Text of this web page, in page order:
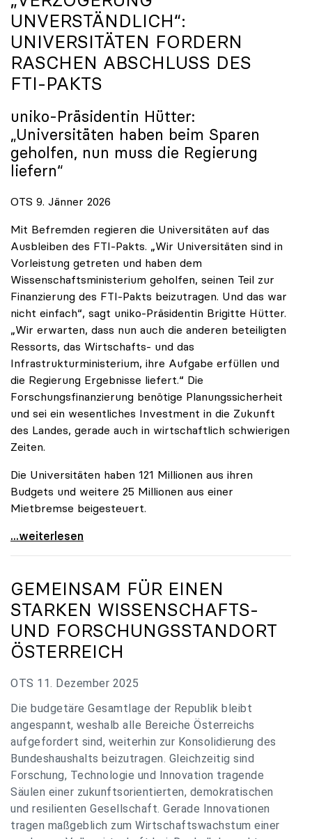
UNVERSTÄNDLICH“:
UNIVERSITÄTEN FORDERN
RASCHEN ABSCHLUSS DES
FTI-PAKTS
uniko-Präsidentin Hütter:
„Universitäten haben beim Sparen
geholfen, nun muss die Regierung
liefern“
OTS 9. Jänner 2026
Mit Befremden regieren die Universitäten auf das
Ausbleiben des FTI-Pakts. „Wir Universitäten sind in
Vorleistung getreten und haben dem
Wissenschaftsministerium geholfen, seinen Teil zur
Finanzierung des FTI-Pakts beizutragen. Und das war
nicht einfach“, sagt uniko-Präsidentin Brigitte Hütter.
„Wir erwarten, dass nun auch die anderen beteiligten
Ressorts, das Wirtschafts- und das
Infrastrukturministerium, ihre Aufgabe erfüllen und
die Regierung Ergebnisse liefert.“ Die
Forschungsfinanzierung benötige Planungssicherheit
und sei ein wesentliches Investment in die Zukunft
des Landes, gerade auch in wirtschaftlich schwierigen
Zeiten.
Die Universitäten haben 121 Millionen aus ihren
Budgets und weitere 25 Millionen aus einer
Mietbremse beigesteuert.
„Verzögerung unverständlich“: Universitäten
...weiterlesen
GEMEINSAM FÜR EINEN
STARKEN WISSENSCHAFTS-
UND FORSCHUNGSSTANDORT
ÖSTERREICH
OTS 11. Dezember 2025
Die budgetäre Gesamtlage der Republik bleibt
angespannt, weshalb alle Bereiche Österreichs
aufgefordert sind, weiterhin zur Konsolidierung des
Bundeshaushalts beizutragen. Gleichzeitig sind
Forschung, Technologie und Innovation tragende
Säulen einer zukunftsorientierten, demokratischen
und resilienten Gesellschaft. Gerade Innovationen
tragen maßgeblich zum Wirtschaftswachstum einer